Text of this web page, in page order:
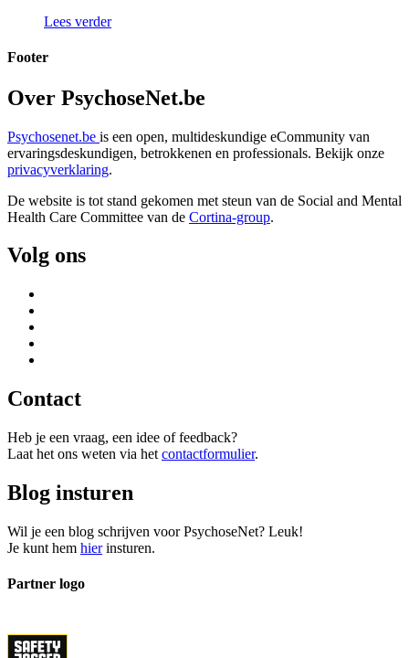
Lees verder
Footer
Over PsychoseNet.be
Psychosenet.be is een open, multideskundige eCommunity van
ervaringsdeskundigen, betrokkenen en professionals. Bekijk onze
privacyverklaring.
De website is tot stand gekomen met steun van de Social and Mental
Health Care Committee van de Cortina-group.
Volg ons
Contact
Heb je een vraag, een idee of feedback?
Laat het ons weten via het contactformulier.
Blog insturen
Wil je een blog schrijven voor PsychoseNet? Leuk!
Je kunt hem hierinsturen.
Partner logo